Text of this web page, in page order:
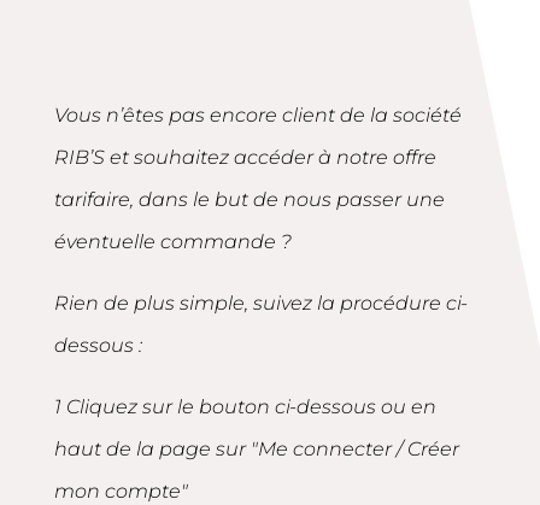
Vous n’êtes pas encore client de la société
RIB’S et souhaitez accéder à notre offre
tarifaire, dans le but de nous passer une
éventuelle commande ?
Rien de plus simple, suivez la procédure ci-
dessous :
1 Cliquez sur le bouton ci-dessous ou en
haut de la page sur "Me connecter / Créer
mon compte"